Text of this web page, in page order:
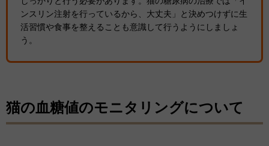
ンスリン注射を行っているから、大丈夫」と決めつけずに生
活習慣や食事を整えることも意識して行うようにしましょ
う。
猫の血糖値のモニタリングについて